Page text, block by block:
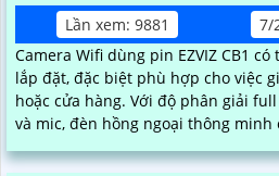
Lần xem: 9881
7/
Camera Wifi dùng pin EZVIZ CB1
lắp đặt, đặc biệt phù hợp cho việc
hoặc cửa hàng. Với độ phân giải full HD 1080p, tích hợp loa
và mic, đèn hồng ngoại thông
lượng ban đêm